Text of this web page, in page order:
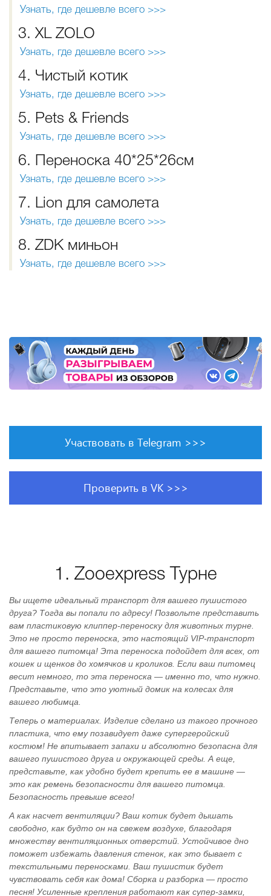
Узнать, где дешевле всего >>>
3. XL ZOLO
Узнать, где дешевле всего >>>
4. Чистый котик
Узнать, где дешевле всего >>>
5. Pets & Friends
Узнать, где дешевле всего >>>
6. Переноска 40*25*26см
Узнать, где дешевле всего >>>
7. Lion для самолета
Узнать, где дешевле всего >>>
8. ZDK миньон
Узнать, где дешевле всего >>>
Участвовать в Telegram >>>
Проверить в VK >>>
1. Zooexpress Турне
Вы ищете идеальный транспорт для вашего пушистого
друга? Тогда вы попали по адресу! Позвольте представить
вам пластиковую клиппер-переноску для животных турне.
Это не просто переноска, это настоящий VIP-транспорт
для вашего питомца! Эта переноска подойдет для всех, от
кошек и щенков до хомячков и кроликов. Если ваш питомец
весит немного, то эта переноска — именно то, что нужно.
Представьте, что это уютный домик на колесах для
вашего любимца.
Теперь о материалах. Изделие сделано из такого прочного
пластика, что ему позавидует даже супергеройский
костюм! Не впитывает запахи и абсолютно безопасна для
вашего пушистого друга и окружающей среды. А еще,
представьте, как удобно будет крепить ее в машине —
это как ремень безопасности для вашего питомца.
Безопасность превыше всего!
А как насчет вентиляции? Ваш котик будет дышать
свободно, как будто он на свежем воздухе, благодаря
множеству вентиляционных отверстий. Устойчивое дно
поможет избежать давления стенок, как это бывает с
текстильными переносками. Ваш пушистик будет
чувствовать себя как дома! Сборка и разборка — просто
песня! Усиленные крепления работают как супер-замки,